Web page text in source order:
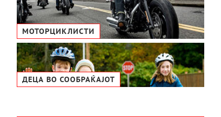
МОТОРЦИКЛИСТИ
ДЕЦА ВО СООБРАЌАЈОТ